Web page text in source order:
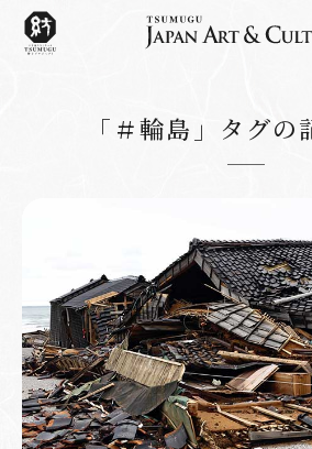
「＃輪島」タグの